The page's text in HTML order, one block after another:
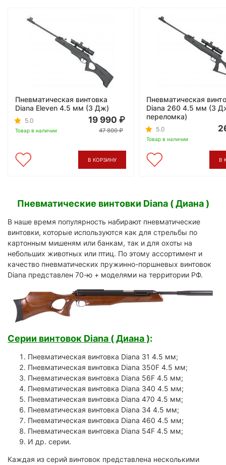
Пневматическая винтовка
Diana Eleven 4.5 мм (3 Дж)
5.0
Товар в наличии
19 990
47 800
В КОРЗИНУ
Пневматическая
Diana 260 4.5 мм (3
переломка)
5.0
Товар в наличии
В
Пневматические винтовки Diana ( Диана )
В наше время популярность набирают пневматические
винтовки, которые используются как для стрельбы по
картонным мишеням или банкам, так и для охоты на
небольших животных или птиц. По этому ассортимент и
качество пневматических пружинно-поршневых винтовок
Diana представлен 70-ю + моделями на территории РФ.
Серии винтовок Diana ( Диана ):
Пневматическая винтовка Diana 31 4.5 мм;
Пневматическая винтовка Diana 350F 4.5 мм;
Пневматическая винтовка Diana 56F 4.5 мм;
Пневматическая винтовка Diana 340 4.5 мм;
Пневматическая винтовка Diana 470 4.5 мм;
Пневматическая винтовка Diana 34 4.5 мм;
Пневматическая винтовка Diana 460 4.5 мм;
Пневматическая винтовка Diana 54F 4.5 мм;
И др. серии.
Каждая из серий винтовок представлена несколькими